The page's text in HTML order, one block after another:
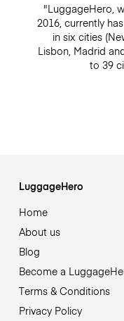
"LuggageHero,
2016, currently
in six cities
Lisbon, Madrid
to 39
LuggageHero
Home
About us
Blog
Become a
Terms & Conditions
Privacy Policy